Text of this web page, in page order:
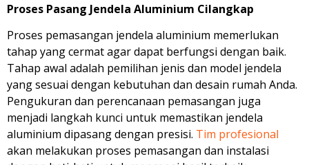
Proses Pasang Jendela Aluminium Cilangkap
Proses pemasangan jendela aluminium memerlukan
tahap yang cermat agar dapat berfungsi dengan baik.
Tahap awal adalah pemilihan jenis dan model jendela
yang sesuai dengan kebutuhan dan desain rumah Anda.
Pengukuran dan perencanaan pemasangan juga
menjadi langkah kunci untuk memastikan jendela
aluminium dipasang dengan presisi. Tim profesional
akan melakukan proses pemasangan dan instalasi